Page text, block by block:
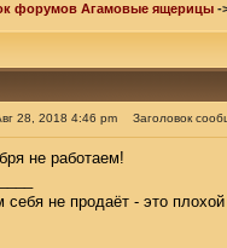
форумов Агамовые ящерицы -
28, 2018 4:46 pm Заголовок
не работаем!
себя не продаёт - это